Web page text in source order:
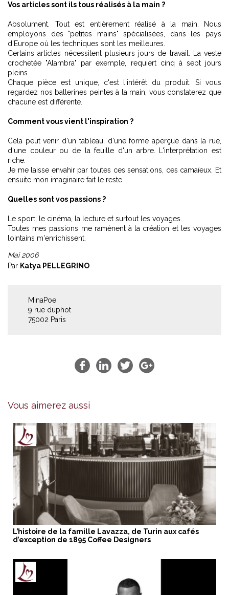
Vos articles sont ils tous réalisés à la main ?
Absolument. Tout est entièrement réalisé à la main. Nous
employons des "petites mains" spécialisées, dans les pays
d'Europe où les techniques sont les meilleures.
Certains articles nécessitent plusieurs jours de travail. La veste
crochetée "Alambra" par exemple, requiert cinq à sept jours
pleins.
Chaque pièce est unique, c'est l'intérêt du produit. Si vous
regardez nos ballerines peintes à la main, vous constaterez que
chacune est différente.
Comment vous vient l'inspiration ?
Cela peut venir d'un tableau, d'une forme aperçue dans la rue,
d'une couleur ou de la feuille d'un arbre. L'interprétation est
riche.
Je me laisse envahir par toutes ces sensations, ces camaïeux. Et
ensuite mon imaginaire fait le reste.
Quelles sont vos passions ?
Le sport, le cinéma, la lecture et surtout les voyages.
Toutes mes passions me ramènent à la création et les voyages
lointains m'enrichissent.
Mai 2006
Par Katya PELLEGRINO
MinaPoe
9 rue duphot
75002 Paris
Vous aimerez aussi
L’histoire de la famille Lavazza, de Turin aux cafés
d’exception de 1895 Coffee Designers